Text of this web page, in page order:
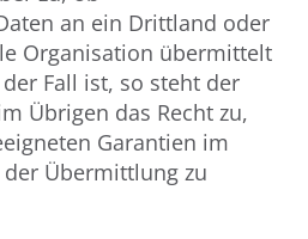
an ein Drittland oder
Organisation übermittelt
Fall ist, so steht der
Übrigen das Recht zu,
Garantien im
Übermittlung zu